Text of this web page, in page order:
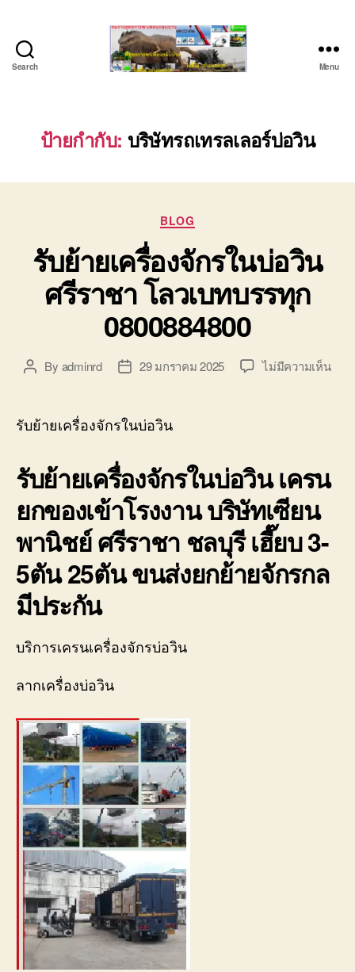
Search
เครื่องจักร
ระยอง
(บริษัท
พาณิชย์
บริการ
รถยก
รถ
รับจ้าง
ใน
เขต
บ่อ
วิน
Menu
ป้ายกำกับ: บริษัทรถเทรลเลอร์บ่อวิน
Categories
BLOG
รับย้ายเครื่องจักรในบ่อวิน
ศรีราชา โลวเบทบรรทุก
0800884800
PostBy adminrd
Post29 มกราคม 2025 ไม่มีความเห็นบน
ศรีร
รับย้ายเครื่องจักรในบ่อวิน
รับย้ายเครื่องจักรในบ่อวิน เครน
ยกของเข้าโรงงาน บริษัทเซียน
พานิชย์ ศรีราชา ชลบุรี เฮี๊ยบ 3-
5ตัน 25ตัน ขนส่งยกย้ายจักรกล
มีประกัน
บริการเครนเครื่องจักรบ่อวิน
ลากเครื่องบ่อวิน